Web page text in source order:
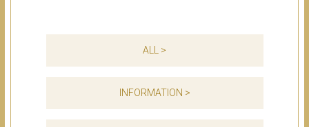
ALL >
INFORMATION >